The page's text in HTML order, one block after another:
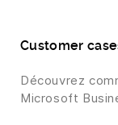
Customer
Découvrez
Microsoft